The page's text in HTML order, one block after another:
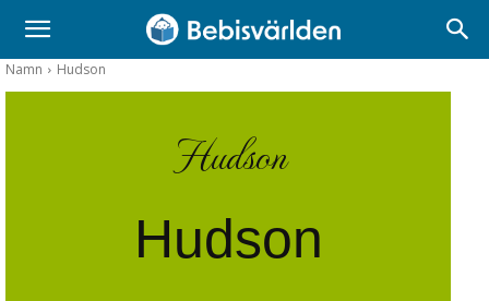
Namn Hudson
Hudson
Hudson